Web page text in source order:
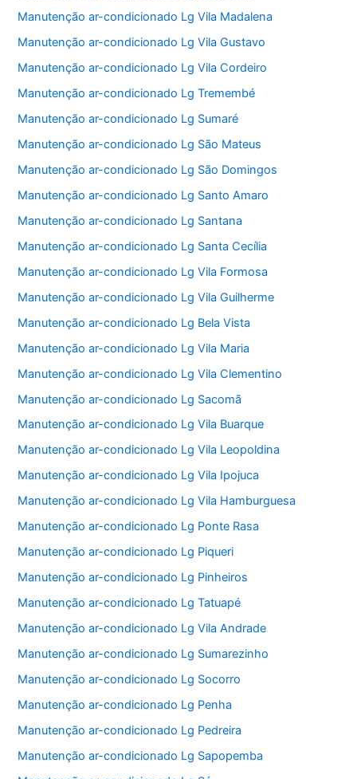
Manutenção ar-condicionado Lg Vila Madalena
Manutenção ar-condicionado Lg Vila Gustavo
Manutenção ar-condicionado Lg Vila Cordeiro
Manutenção ar-condicionado Lg Tremembé
Manutenção ar-condicionado Lg Sumaré
Manutenção ar-condicionado Lg São Mateus
Manutenção ar-condicionado Lg São Domingos
Manutenção ar-condicionado Lg Santo Amaro
Manutenção ar-condicionado Lg Santana
Manutenção ar-condicionado Lg Santa Cecília
Manutenção ar-condicionado Lg Vila Formosa
Manutenção ar-condicionado Lg Vila Guilherme
Manutenção ar-condicionado Lg Bela Vista
Manutenção ar-condicionado Lg Vila Maria
Manutenção ar-condicionado Lg Vila Clementino
Manutenção ar-condicionado Lg Sacomã
Manutenção ar-condicionado Lg Vila Buarque
Manutenção ar-condicionado Lg Vila Leopoldina
Manutenção ar-condicionado Lg Vila Ipojuca
Manutenção ar-condicionado Lg Vila Hamburguesa
Manutenção ar-condicionado Lg Ponte Rasa
Manutenção ar-condicionado Lg Piqueri
Manutenção ar-condicionado Lg Pinheiros
Manutenção ar-condicionado Lg Tatuapé
Manutenção ar-condicionado Lg Vila Andrade
Manutenção ar-condicionado Lg Sumarezinho
Manutenção ar-condicionado Lg Socorro
Manutenção ar-condicionado Lg Penha
Manutenção ar-condicionado Lg Pedreira
Manutenção ar-condicionado Lg Sapopemba